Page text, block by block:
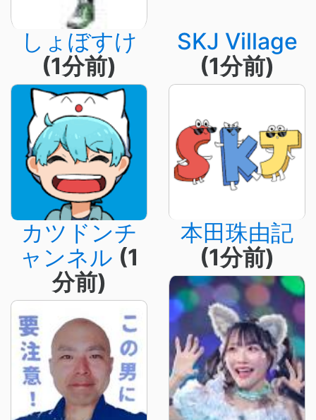
しょぼすけ
(1分前)
SKJ Village
(1分前)
カツドンチ
ャンネル (1
分前)
本田珠由記
(1分前)